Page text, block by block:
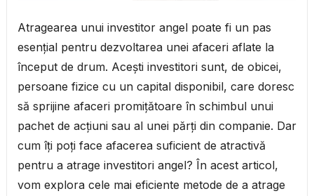
Atragearea unui investitor angel poate fi un pas
esențial pentru dezvoltarea unei afaceri aflate la
început de drum. Acești investitori sunt, de obicei,
persoane fizice cu un capital disponibil, care doresc
să sprijine afaceri promițătoare în schimbul unui
pachet de acțiuni sau al unei părți din companie. Dar
cum îți poți face afacerea suficient de atractivă
pentru a atrage investitori angel? În acest articol,
vom explora cele mai eficiente metode de a atrage